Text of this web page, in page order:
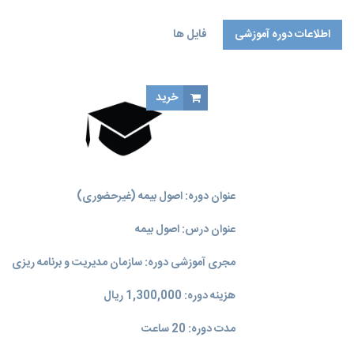
اطلاعات دوره آموزشی فایل ها
عنوان دوره: اصول بیمه (غیرحضوری)
عنوان درس: اصول بیمه
مجری آموزشی دوره: سازمان مدیریت و برنامه‌ ریزی
هزینه دوره: 1,300,000 ریال
مدت دوره: 20 ساعت
خرید